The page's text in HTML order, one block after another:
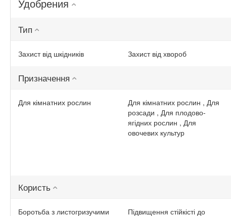
Удобрения
Тип
Захист від шкідників Захист від хвороб
Призначення
Для кімнатних рослин
Для кімнатних рослин , Для
розсади , Для плодово-
ягідних рослин , Для
овочевих культур
Користь
Боротьба з листогризучими
Підвищення стійкісті до